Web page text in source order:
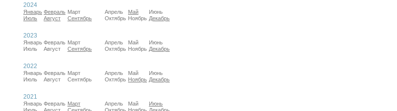
2024
Январь Февраль Март Апрель Май
Июнь
Июль
Август Сентябрь Октябрь Ноябрь Декабрь
2023
Январь Февраль Март Апрель Май
Июнь
Июль
Август Сентябрь Октябрь Ноябрь Декабрь
2022
Январь Февраль Март Апрель Май
Июнь
Июль
Август Сентябрь Октябрь Ноябрь Декабрь
2021
Январь Февраль Март Апрель Май
Июнь